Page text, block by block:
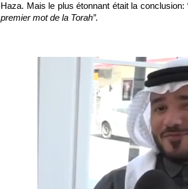
Haza. Mais le plus étonnant était la conclusion:
premier mot de la Torah”.